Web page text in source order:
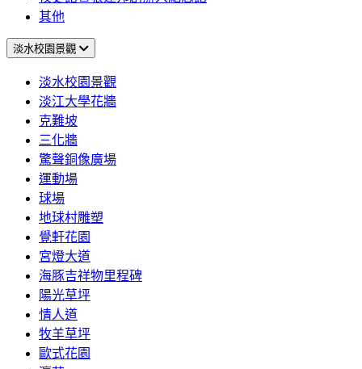
其他
淡水校園景觀
淡水校園景觀
淡江大學花牆
克難坡
三化牆
驚聲銅像廣場
運動場
球場
地球村雕塑
覺軒花園
宮燈大道
海豚吉祥物里程碑
陽光草坪
情人道
牧羊草坪
歐式花園